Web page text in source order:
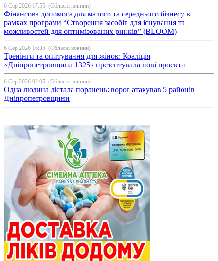
6 Сер 2026 17:55 (Обласні новини)
Фінансова допомога для малого та середнього бізнесу в
рамках програми “Створення засобів для існування та
можливостей для оптимізованих ринків” (BLOOM)
6 Сер 2026 16:35 (Обласні новини)
Тренінги та опитування для жінок: Коаліція
«Дніпропетровщина 1325» презентувала нові проєкти
6 Сер 2026 02:05 (Обласні новини)
Одна людина дістала поранень: ворог атакував 5 районів
Дніпропетровщини